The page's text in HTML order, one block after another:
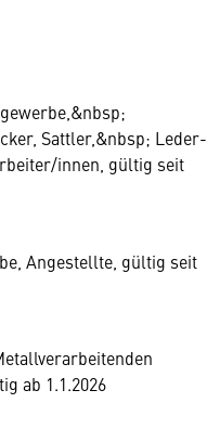
Sattler,&nbsp; Leder-
innen, gültig seit
Angestellte, gültig seit
ab 1.1.2026